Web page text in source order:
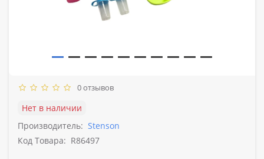
0 отзывов
Нет в наличии
Производитель: Stenson
Код Товара: R86497